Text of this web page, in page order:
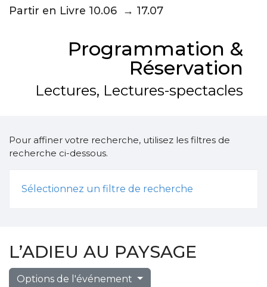
Partir en Livre 10.06 → 17.07
Programmation &
Réservation
Lectures, Lectures-spectacles
Pour affiner votre recherche, utilisez les filtres de
recherche ci-dessous.
Sélectionnez un filtre de recherche
L’ADIEU AU PAYSAGE
Options de l'événement